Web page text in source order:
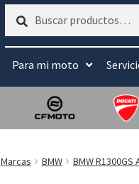
Buscar
Buscar
Para mi moto
Marcas BMW BMW R1300GS